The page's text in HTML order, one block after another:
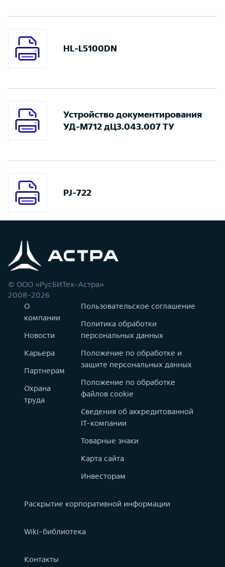
HL-L5100DN
Устройство документирования
УД-М712 дЦ3.043.007 ТУ
PJ-722
© ООО «РусБИТех-Астра»
2008-2026
О
компании
Новости
Карьера
Партнерам
Охрана
труда
Пользовательское соглашение
Политика обработки
персональных данных
Положение по обработке и
защите персональных данных
Положение по обработке
файлов cookie
Сведения об аккредитованной
IT-компании
Товарные знаки
Карта сайта
Инвесторам
Раскрытие корпоративной информации
Wiki-библиотека
Контакты